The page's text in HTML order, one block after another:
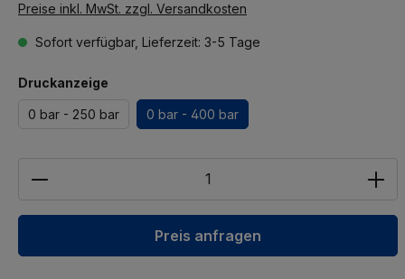
Preise inkl. MwSt. zzgl. Versandkosten
Sofort verfügbar, Lieferzeit: 3-5 Tage
Druckanzeige
0 bar - 250 bar 0 bar - 400 bar
Preis anfragen